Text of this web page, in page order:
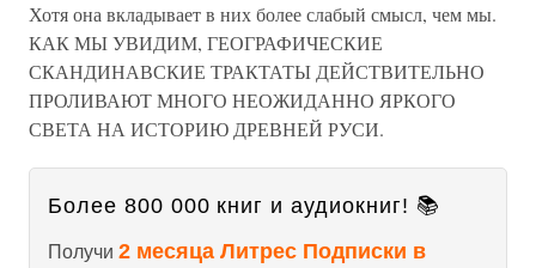
Хотя она вкладывает в них более слабый смысл, чем мы.
КАК МЫ УВИДИМ, ГЕОГРАФИЧЕСКИЕ
СКАНДИНАВСКИЕ ТРАКТАТЫ ДЕЙСТВИТЕЛЬНО
ПРОЛИВАЮТ МНОГО НЕОЖИДАННО ЯРКОГО
СВЕТА НА ИСТОРИЮ ДРЕВНЕЙ РУСИ.
Более 800 000 книг и аудиокниг! 📚
Получи 2 месяца Литрес Подписки в